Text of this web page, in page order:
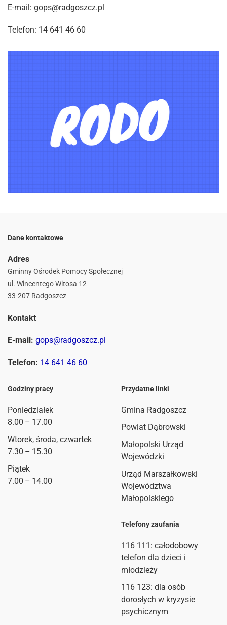
E-mail: gops@radgoszcz.pl
Telefon: 14 641 46 60
Dane kontaktowe
Adres
Gminny Ośrodek Pomocy Społecznej
ul. Wincentego Witosa 12
33-207 Radgoszcz
Kontakt
E-mail: gops@radgoszcz.pl
Telefon: 14 641 46 60
Godziny pracy
Poniedziałek
8.00 – 17.00
Wtorek, środa, czwartek
7.30 – 15.30
Piątek
7.00 – 14.00
Przydatne linki
Gmina Radgoszcz
Powiat Dąbrowski
Małopolski Urząd
Wojewódzki
Urząd Marszałkowski
Województwa
Małopolskiego
Telefony zaufania
116 111 : całodobowy
telefon dla dzieci i
młodzieży
116 123: dla osób
dorosłych w kryzysie
psychicznym